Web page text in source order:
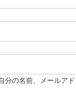
の名前、メールアド